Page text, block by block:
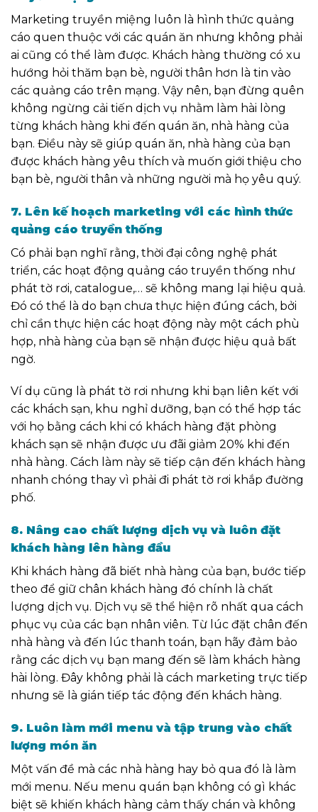
Marketing truyền miệng luôn là hình thức quảng
cáo quen thuộc với các quán ăn nhưng không phải
ai cũng có thể làm được. Khách hàng thường có xu
hướng hỏi thăm bạn bè, người thân hơn là tin vào
các quảng cáo trên mạng. Vậy nên, bạn đừng quên
không ngừng cải tiến dịch vụ nhằm làm hài lòng
từng khách hàng khi đến quán ăn, nhà hàng của
bạn. Điều này sẽ giúp quán ăn, nhà hàng của bạn
được khách hàng yêu thích và muốn giới thiệu cho
bạn bè, người thân và những người mà họ yêu quý.
7. Lên kế hoạch marketing với các hình thức
quảng cáo truyền thống
Có phải bạn nghĩ rằng, thời đại công nghệ phát
triển, các hoạt động quảng cáo truyền thống như
phát tờ rơi, catalogue,… sẽ không mang lại hiệu quả.
Đó có thể là do bạn chưa thực hiện đúng cách, bởi
chỉ cần thực hiện các hoạt động này một cách phù
hợp, nhà hàng của bạn sẽ nhận được hiệu quả bất
ngờ.
Ví dụ cũng là phát tờ rơi nhưng khi bạn liên kết với
các khách sạn, khu nghỉ dưỡng, bạn có thể hợp tác
với họ bằng cách khi có khách hàng đặt phòng
khách sạn sẽ nhận được ưu đãi giảm 20% khi đến
nhà hàng. Cách làm này sẽ tiếp cận đến khách hàng
nhanh chóng thay vì phải đi phát tờ rơi khắp đường
phố.
8. Nâng cao chất lượng dịch vụ và luôn đặt
khách hàng lên hàng đầu
Khi khách hàng đã biết nhà hàng của bạn, bước tiếp
theo để giữ chân khách hàng đó chính là chất
lượng dịch vụ. Dịch vụ sẽ thể hiện rõ nhất qua cách
phục vụ của các bạn nhân viên. Từ lúc đặt chân đến
nhà hàng và đến lúc thanh toán, bạn hãy đảm bảo
rằng các dịch vụ bạn mang đến sẽ làm khách hàng
hài lòng. Đây không phải là cách marketing trực tiếp
nhưng sẽ là gián tiếp tác động đến khách hàng.
9. Luôn làm mới menu và tập trung vào chất
lượng món ăn
Một vấn đề mà các nhà hàng hay bỏ qua đó là làm
mới menu. Nếu menu quán bạn không có gì khác
biệt sẽ khiến khách hàng cảm thấy chán và không